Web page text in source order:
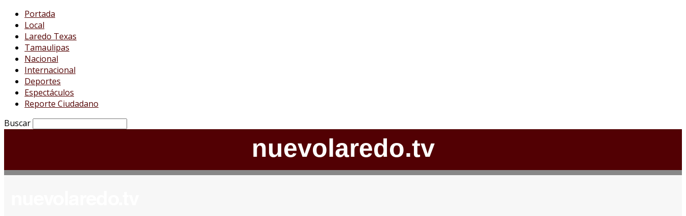
Portada
Local
Laredo Texas
Tamaulipas
Nacional
Internacional
Deportes
Espectáculos
Reporte Ciudadano
Buscar
nuevolaredo.tv